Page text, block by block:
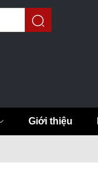
Giới thiệu